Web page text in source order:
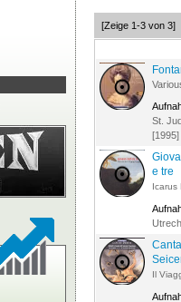
[Zeige 1-3 von 3]
St.
[1995]
e tre
Icarus
Il